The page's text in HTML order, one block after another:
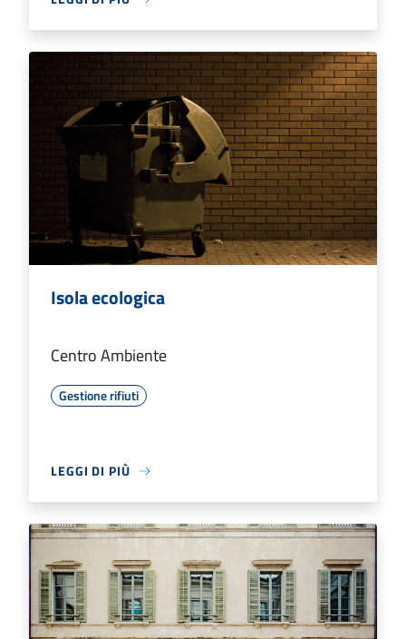
Isola ecologica
Centro Ambiente
Gestione rifiuti
LEGGI DI PIÙ